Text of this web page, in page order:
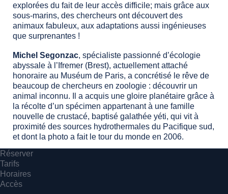
Réserver
Tarifs
Horaires
Accès
explorées du fait de leur accès difficile; mais grâce aux
sous-marins, des chercheurs ont découvert des
animaux fabuleux, aux adaptations aussi ingénieuses
que surprenantes !
Michel Segonzac, spécialiste passionné d’écologie
abyssale à l’Ifremer (Brest), actuellement attaché
honoraire au Muséum de Paris, a concrétisé le rêve de
beaucoup de chercheurs en zoologie : découvrir un
animal inconnu. Il a acquis une gloire planétaire grâce à
la récolte d’un spécimen appartenant à une famille
nouvelle de crustacé, baptisé galathée yéti, qui vit à
proximité des sources hydrothermales du Pacifique sud,
et dont la photo a fait le tour du monde en 2006.
Au cours de cette conférence,
nous embarquer pour un voyage dans les
profondeurs et nous faire découvrir quelques
formes de vies illustrant la richesse de la